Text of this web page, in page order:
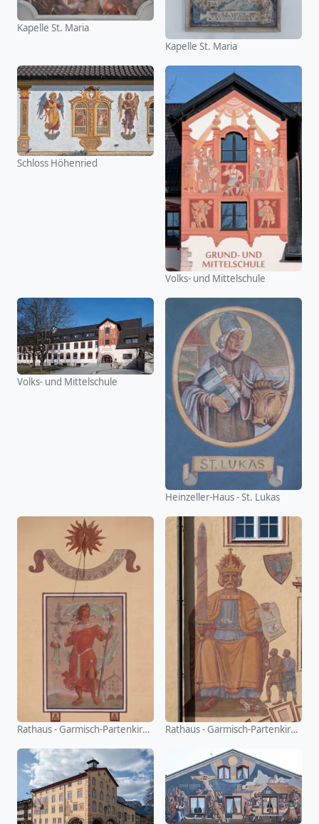
Kapelle St. Maria
Kapelle St. Maria
Schloss Höhenried
Volks- und Mittelschule
Volks- und Mittelschule
Heinzeller-Haus - St. Lukas
Rathaus - Garmisch-Partenkirchen Rathaus - Garmisch-Partenkirchen